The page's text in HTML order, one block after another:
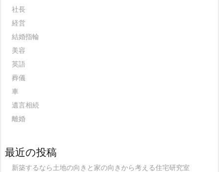
社長
経営
結婚指輪
美容
英語
葬儀
車
遺言相続
離婚
最近の投稿
新築するなら土地の向きと家の向きから考える住宅研究室